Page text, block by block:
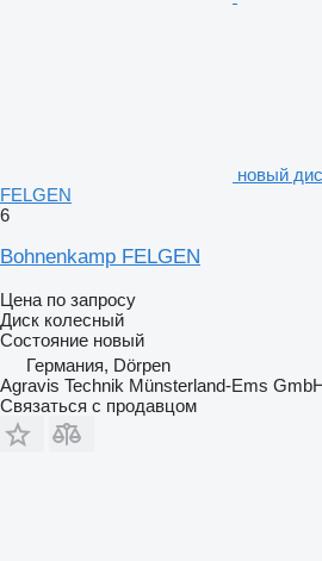
новый
FELGEN
6
Bohnenkamp FELGEN
Цена по запросу
Диск колесный
Состояние новый
Германия, Dörpen
Agravis Technik Münsterland-Ems
Связаться с продавцом